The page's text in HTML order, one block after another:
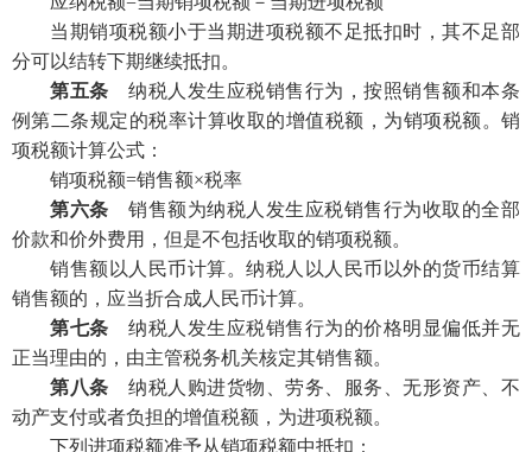
当期销项税额小于当期进项税额不足抵扣时，其不足部
分可以结转下期继续抵扣。
第五条 纳税人发生应税销售行为，按照销售额和本条
例第二条规定的税率计算收取的增值税额，为销项税额。销
项税额计算公式：
销项税额=销售额×税率
第六条 销售额为纳税人发生应税销售行为收取的全部
价款和价外费用，但是不包括收取的销项税额。
销售额以人民币计算。纳税人以人民币以外的货币结算
销售额的，应当折合成人民币计算。
第七条 纳税人发生应税销售行为的价格明显偏低并无
正当理由的，由主管税务机关核定其销售额。
第八条 纳税人购进货物、劳务、服务、无形资产、不
动产支付或者负担的增值税额，为进项税额。
下列进项税额准予从销项税额中抵扣：